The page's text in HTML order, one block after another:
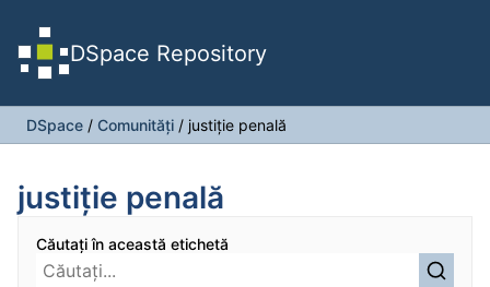
DSpace Repository
DSpace / Comunități / justiţie penală
justiţie penală
Căutați în această etichetă